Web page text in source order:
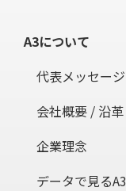
A3について
代表メッセージ
会社概要 / 沿革
企業理念
データで見るA3